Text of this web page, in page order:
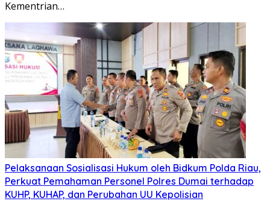
Kementrian…
Pelaksanaan Sosialisasi Hukum oleh Bidkum Polda Riau,
Perkuat Pemahaman Personel Polres Dumai terhadap
KUHP, KUHAP, dan Perubahan UU Kepolisian